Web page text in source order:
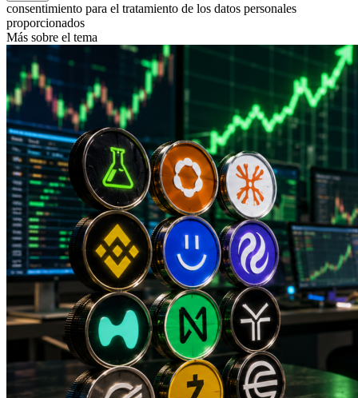
consentimiento para el tratamiento de los datos personales
proporcionados
Más sobre el tema